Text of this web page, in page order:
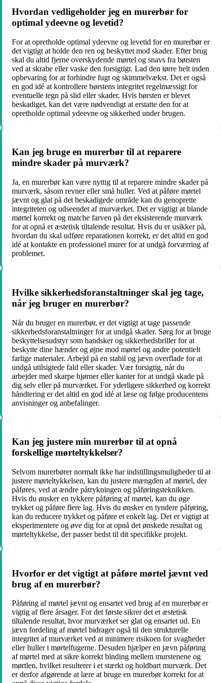
Hvordan vedligeholder jeg en murerbør for
optimal ydeevne og levetid?
For at opretholde optimal ydeevne og levetid for en murerbør er
det vigtigt at holde den ren og beskyttet mod skader. Efter brug
skal du altid fjerne overskydende mørtel og snavs fra børsten
ved at skrabe eller vaske den forsigtigt. Lad den tørre helt inden
opbevaring for at forhindre fugt og skimmelvækst. Det er også
en god idé at kontrollere børstens integritet regelmæssigt for
eventuelle tegn på slid eller skader. Hvis børsten er blevet
beskadiget, kan det være nødvendigt at erstatte den for at
opretholde optimal ydeevne og sikkerhed under brugen.
Kan jeg bruge en murerbør til at reparere
mindre skader på murværk?
Ja, en murerbør kan være nyttig til at reparere mindre skader på
murværk, såsom revner eller små huller. Ved at påføre mørtel
jævnt og glat på det beskadigede område kan du genoprette
integriteten og udseendet af murværket. Det er vigtigt at blande
mørtel korrekt og matche farven på det eksisterende murværk
for at opnå et æstetisk tiltalende resultat. Hvis du er usikker på,
hvordan du skal udføre reparationen korrekt, er det altid en god
idé at kontakte en professionel murer for at undgå forværring af
problemet.
Hvilke sikkerhedsforanstaltninger skal jeg tage,
når jeg bruger en murerbør?
Når du bruger en murerbør, er det vigtigt at tage passende
sikkerhedsforanstaltninger for at undgå skader. Sørg for at bruge
beskyttelsesudstyr som handsker og sikkerhedsbriller for at
beskytte dine hænder og øjne mod mørtel og andre potentielt
farlige materialer. Arbejd på en stabil og jævn overflade for at
undgå utilsigtede fald eller skader. Vær forsigtig, når du
arbejder med skarpe hjørner eller kanter for at undgå skade på
dig selv eller på murværket. For yderligere sikkerhed og korrekt
håndtering er det altid en god idé at læse og følge producentens
anvisninger og anbefalinger.
Kan jeg justere min murerbør til at opnå
forskellige mørteltykkelser?
Selvom murerbører normalt ikke har indstillingsmuligheder til at
justere mørteltykkelsen, kan du justere mængden af mørtel, der
påføres, ved at ændre påtrykningen og påføringsteknikken.
Hvis du ønsker en tykkere påføring af mørtel, kan du øge
trykket og påføre flere lag. Hvis du ønsker en tyndere påføring,
kan du reducere trykket og påføre et enkelt lag. Det er vigtigt at
eksperimentere og øve dig for at opnå det ønskede resultat og
mørteltykkelse, der passer bedst til dit specifikke projekt.
Hvorfor er det vigtigt at påføre mørtel jævnt ved
brug af en murerbør?
Påføring af mørtel jævnt og ensartet ved brug af en murerbør er
vigtig af flere årsager. For det første sikrer det et æstetisk
tiltalende resultat, hvor murværket ser glat og ensartet ud. En
jævn fordeling af mørtel bidrager også til den strukturelle
integritet af murværket ved at minimere risikoen for svagheder
eller huller i mørtelfugerne. Desuden hjælper en jævn påføring
af mørtel med at sikre korrekt binding mellem murstenene og
mørtlen, hvilket resulterer i et stærkt og holdbart murværk. Det
er derfor afgørende at lære at bruge en murerbør korrekt for at